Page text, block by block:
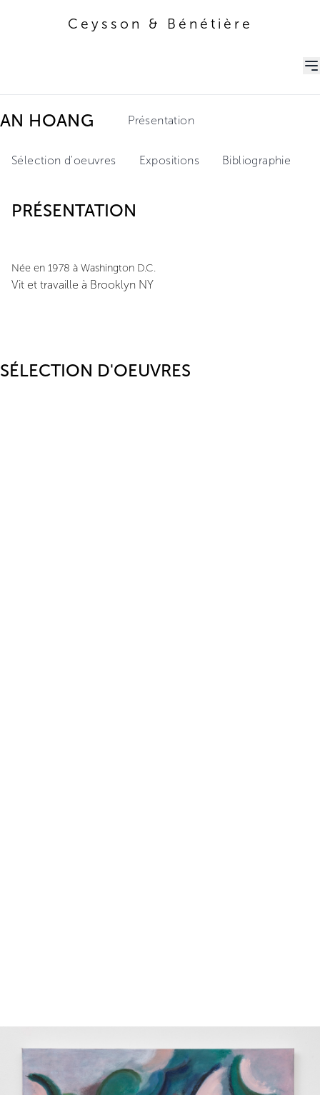
Ceysson & Bénétière
AN HOANG Présentation
Sélection d'oeuvres Expositions Bibliographie
PRÉSENTATION
Née en 1978 à Washington D.C.
Vit et travaille à Brooklyn NY
SÉLECTION D'OEUVRES